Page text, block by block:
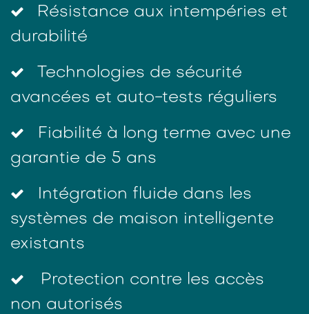
Résistance aux intempéries et
durabilité
Technologies de sécurité
avancées et auto-tests réguliers
Fiabilité à long terme avec une
garantie de 5 ans
Intégration fluide dans les
systèmes de maison intelligente
existants
Protection contre les accès
non autorisés